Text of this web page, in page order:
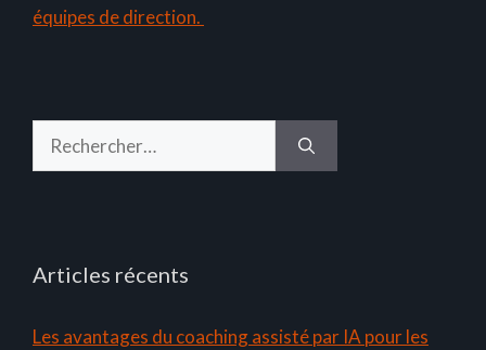
équipes de direction.
Articles récents
Les avantages du coaching assisté par IA pour les